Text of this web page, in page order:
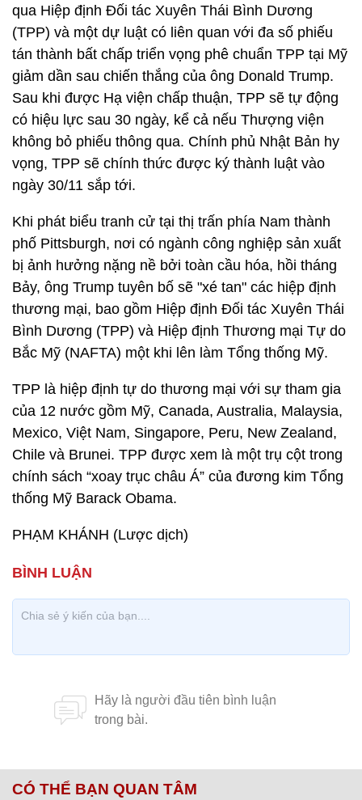
qua Hiệp định Đối tác Xuyên Thái Bình Dương
(TPP) và một dự luật có liên quan với đa số phiếu
tán thành bất chấp triển vọng phê chuẩn TPP tại Mỹ
giảm dần sau chiến thắng của ông Donald Trump.
Sau khi được Hạ viện chấp thuận, TPP sẽ tự động
có hiệu lực sau 30 ngày, kể cả nếu Thượng viện
không bỏ phiếu thông qua. Chính phủ Nhật Bản hy
vọng, TPP sẽ chính thức được ký thành luật vào
ngày 30/11 sắp tới.
Khi phát biểu tranh cử tại thị trấn phía Nam thành
phố Pittsburgh, nơi có ngành công nghiệp sản xuất
bị ảnh hưởng nặng nề bởi toàn cầu hóa, hồi tháng
Bảy, ông Trump tuyên bố sẽ "xé tan" các hiệp định
thương mại, bao gồm Hiệp định Đối tác Xuyên Thái
Bình Dương (TPP) và Hiệp định Thương mại Tự do
Bắc Mỹ (NAFTA) một khi lên làm Tổng thống Mỹ.
TPP là hiệp định tự do thương mại với sự tham gia
của 12 nước gồm Mỹ, Canada, Australia, Malaysia,
Mexico, Việt Nam, Singapore, Peru, New Zealand,
Chile và Brunei. TPP được xem là một trụ cột trong
chính sách “xoay trục châu Á” của đương kim Tổng
thống Mỹ Barack Obama.
PHẠM KHÁNH (Lược dịch)
CÓ THỂ BẠN QUAN TÂM